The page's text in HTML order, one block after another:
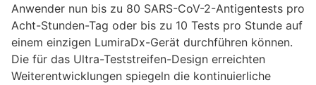
Anwender nun bis zu 80 SARS-CoV-2-Antigentests pro
Acht-Stunden-Tag oder bis zu 10 Tests pro Stunde auf
einem einzigen LumiraDx-Gerät durchführen können.
Die für das Ultra-Teststreifen-Design erreichten
Weiterentwicklungen spiegeln die kontinuierliche